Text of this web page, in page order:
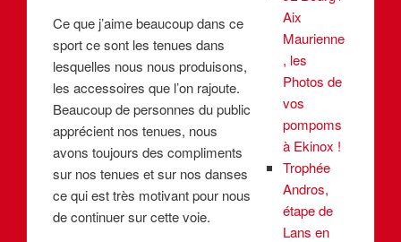
Ce que j’aime beaucoup dans ce
sport ce sont les tenues dans
lesquelles nous nous produisons,
les accessoires que l’on rajoute.
Beaucoup de personnes du public
apprécient nos tenues, nous
avons toujours des compliments
sur nos tenues et sur nos danses
ce qui est très motivant pour nous
de continuer sur cette voie.
Aix
Maurienne
, les
Photos de
vos
pompoms
à Ekinox !
Trophée
Andros,
étape de
Lans en